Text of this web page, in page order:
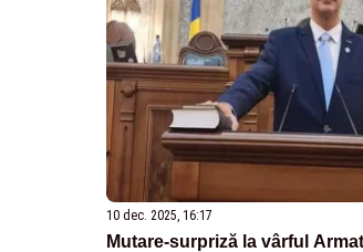
10 dec. 2025, 16:17
Mutare-surpriză la vârful